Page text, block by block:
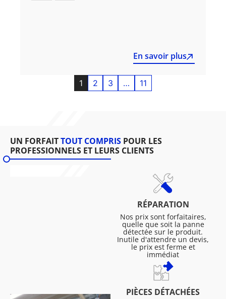
En savoir plus
1 2 3 … 11
UN FORFAITTOUT COMPRIS POUR LES
PROFESSIONNELS ET LEURS CLIENTS
RÉPARATION
Nos prix sont forfaitaires,
quelle que soit la panne
détectée sur le produit.
Inutile d'attendre un devis,
le prix est ferme et
immédiat
PIÈCES DÉTACHÉES